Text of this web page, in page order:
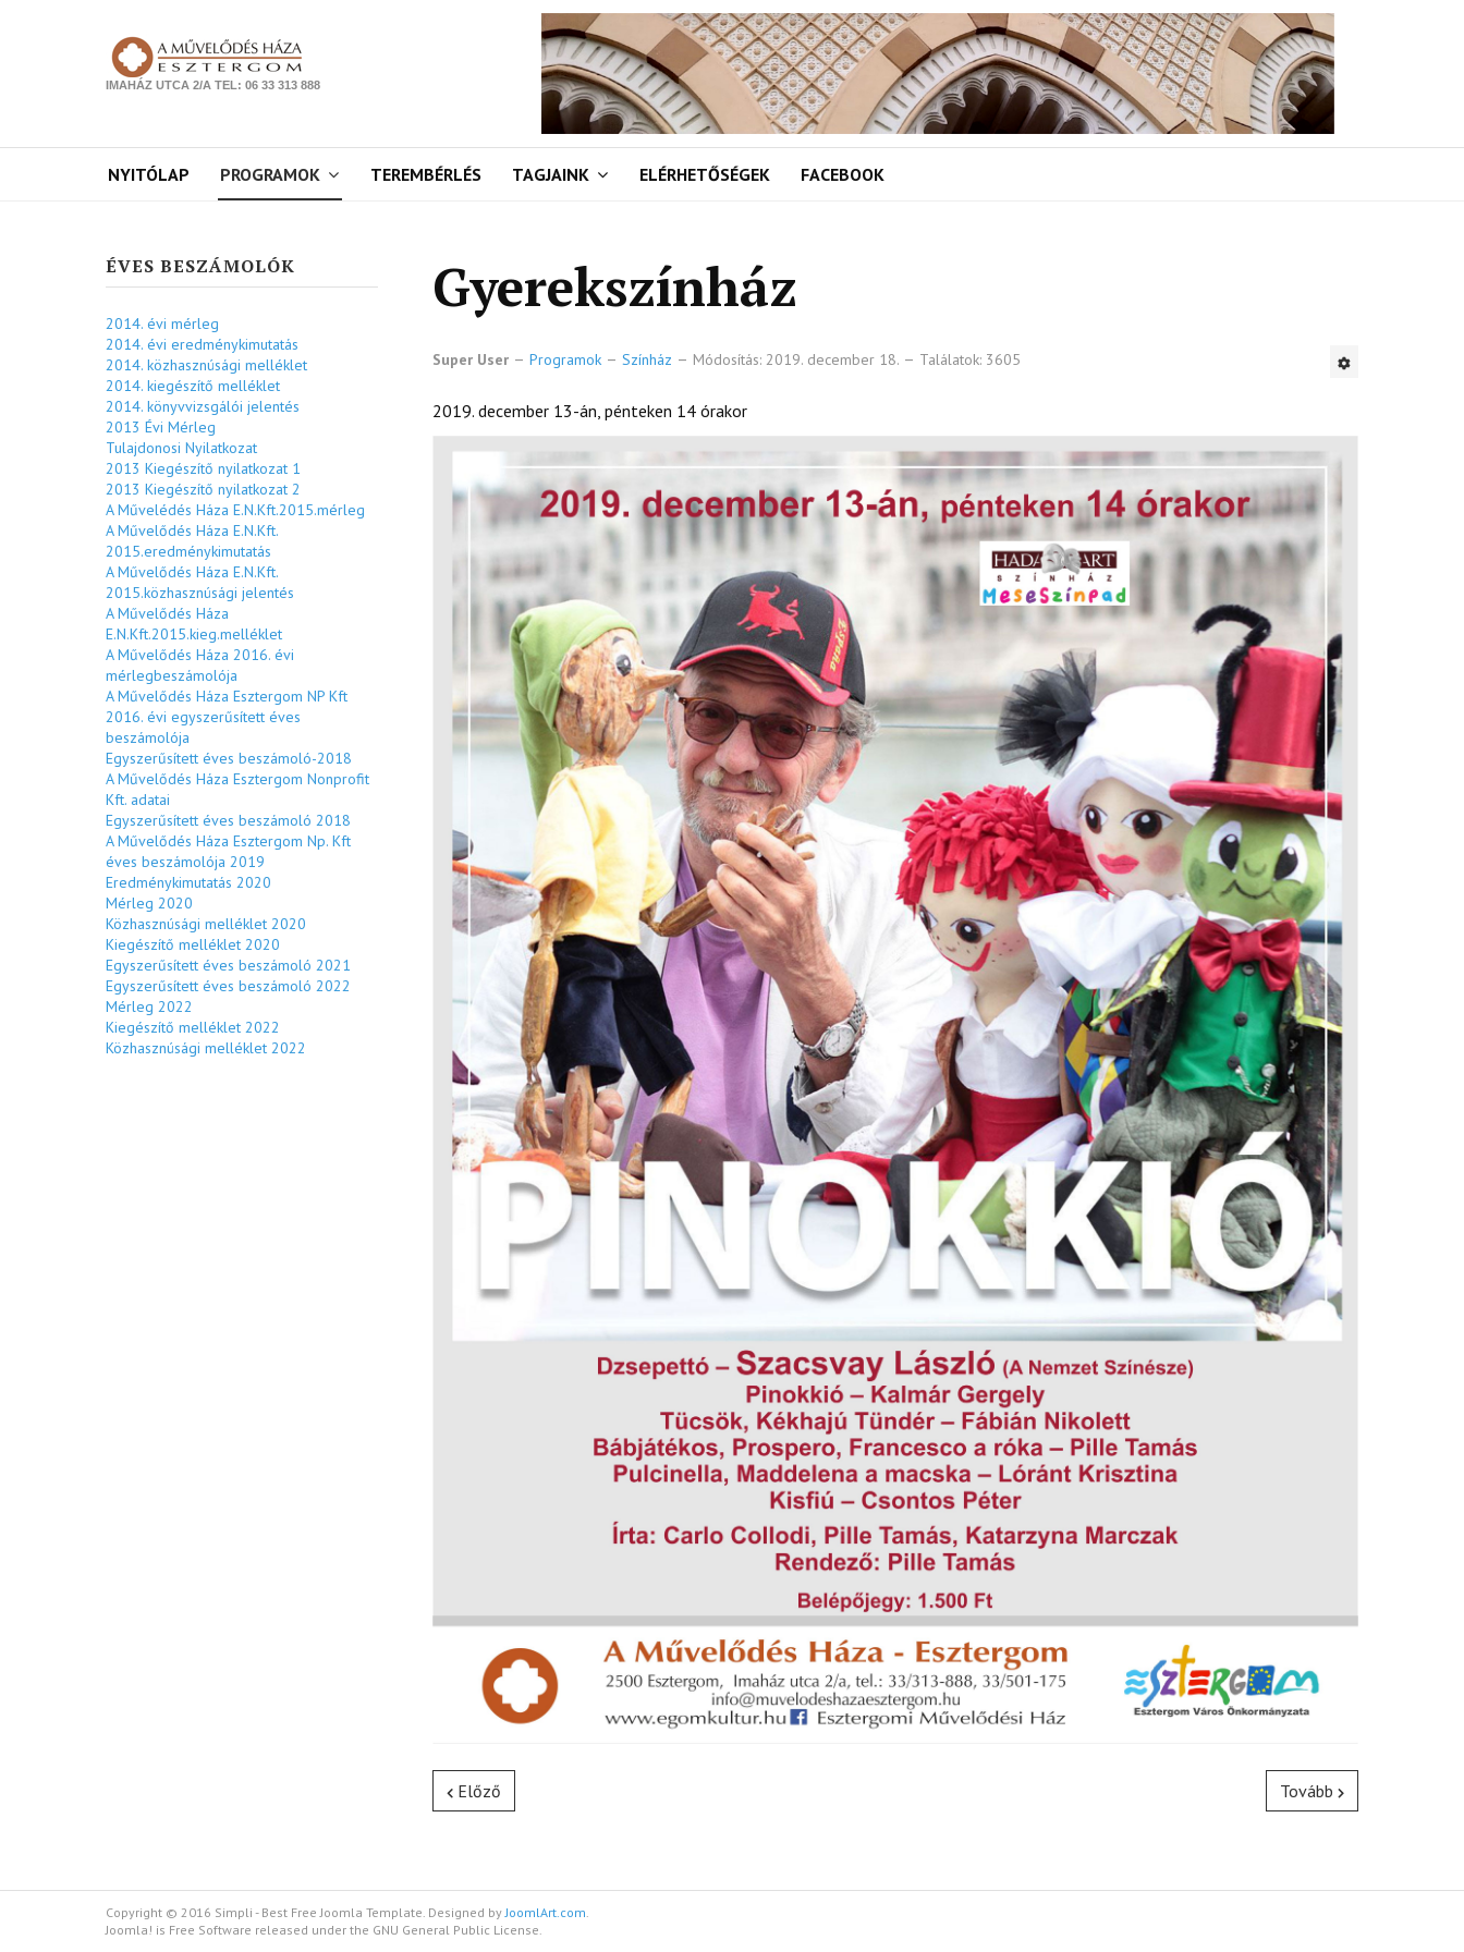
IMAHÁZ UTCA 2/A TEL: 06 33 313 888
NYITÓLAP PROGRAMOK TEREMBÉRLÉS TAGJAINK ELÉRHETŐSÉGEK FACEBOOK
Gyerekszínház
Super User Programok Színház Módosítás: 2019. december 18. Találatok: 3605
2019. december 13-án, pénteken 14 órakor
Előző Tovább
ÉVES BESZÁMOLÓK
2014. évi mérleg
2014. évi eredménykimutatás
2014. közhasznúsági melléklet
2014. kiegészítő melléklet
2014. könyvvizsgálói jelentés
2013 Évi Mérleg
Tulajdonosi Nyilatkozat
2013 Kiegészítő nyilatkozat 1
2013 Kiegészítő nyilatkozat 2
A Művelédés Háza E.N.Kft.2015.mérleg
A Művelődés Háza E.N.Kft.
2015.eredménykimutatás
A Művelődés Háza E.N.Kft.
2015.közhasznúsági jelentés
A Művelődés Háza
E.N.Kft.2015.kieg.melléklet
A Művelődés Háza 2016. évi
mérlegbeszámolója
A Művelődés Háza Esztergom NP Kft
2016. évi egyszerűsített éves
beszámolója
Egyszerűsített éves beszámoló-2018
A Művelődés Háza Esztergom Nonprofit
Kft. adatai
Egyszerűsített éves beszámoló 2018
A Művelődés Háza Esztergom Np. Kft
éves beszámolója 2019
Eredménykimutatás 2020
Mérleg 2020
Közhasznúsági melléklet 2020
Kiegészítő melléklet 2020
Egyszerűsített éves beszámoló 2021
Egyszerűsített éves beszámoló 2022
Mérleg 2022
Kiegészítő melléklet 2022
Közhasznúsági melléklet 2022
Copyright © 2016 Simpli - Best Free Joomla Template. Designed by JoomlArt.com
Joomla! is Free Software released under the GNU General Public License.